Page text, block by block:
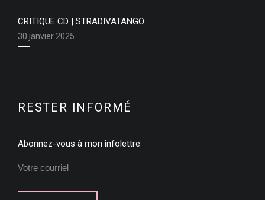
CRITIQUE CD | STRADIVATANGO
30 janvier 2025
RESTER INFORMÉ
Abonnez-vous à mon infolettre